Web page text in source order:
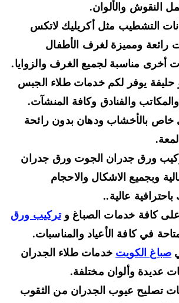
والألوان.
التشطيب مثلأكريليك لاتكس
ومميزة لغرف الأطفال
مناسبة لجميع الغرف والزوايا.
يوفر لكم خدمات طلاء الجبس
والفنادق وكافة المنشآت.
بالأخشابودهان بدون رائحة
.
ورق جدران الجوت ورق جدران
الاشكال والاحجام
عالية..
خدمات الصباغ وتركيب ورق
في كافة الأعياد والمناسبات.
الكويتخدمات طلاء الجدران
وألوان مختلفة.
عيوب الجدران من الثقوب